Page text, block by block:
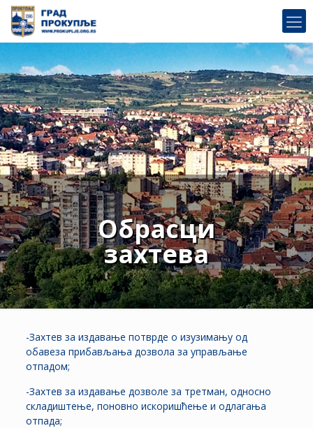
Обрасци
захтева
-Захтев за издавање потврде о изузимању од
обавеза прибављања дозвола за управљање
отпадом;
-Захтев за издавање дозволе за третман, односно
складиштење, поновно искоришћење и одлагања
отпада;